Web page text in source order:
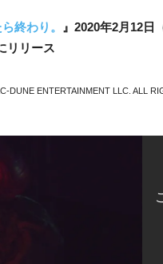
終わり。
』2020年2月12日
リリース
DUNE ENTERTAINMENT LLC. ALL